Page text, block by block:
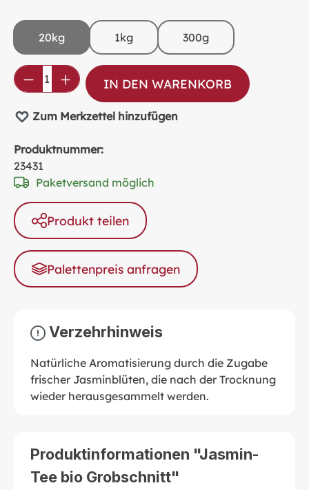
20kg 1kg 300g
Produkt Anzahl: Gib den gewünschten
IN DEN WARENKORB
Zum Merkzettel hinzufügen
Produktnummer:
23431
Paketversand möglich
Produkt teilen
Palettenpreis anfragen
Verzehrhinweis
Natürliche Aromatisierung durch die Zugabe
frischer Jasminblüten, die nach der Trocknung
wieder herausgesammelt werden.
Produktinformationen "Jasmin-
Tee bio Grobschnitt"